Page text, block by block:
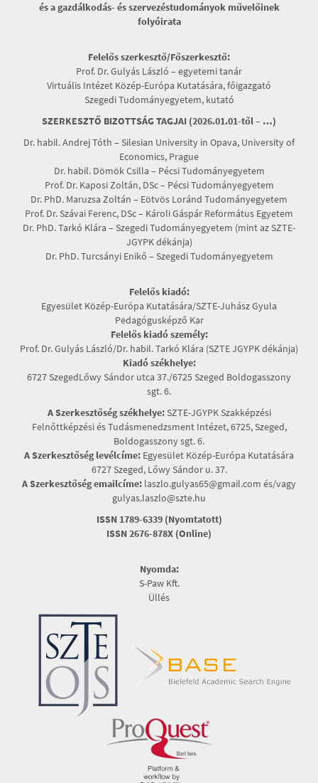
és a gazdálkodás- és szervezéstudományok művelőinek
folyóirata
Felelős szerkesztő/Főszerkesztő:
Prof. Dr. Gulyás László – egyetemi tanár
Virtuális Intézet Közép-Európa Kutatására, főigazgató
Szegedi Tudományegyetem, kutató
SZERKESZTŐ BIZOTTSÁG TAGJAI (2026.01.01-től – …)
Dr. habil. Andrej Tóth – Silesian University in Opava, University of
Economics, Prague
Dr. habil. Dömök Csilla – Pécsi Tudományegyetem
Prof. Dr. Kaposi Zoltán, DSc – Pécsi Tudományegyetem
Dr. PhD. Maruzsa Zoltán – Eötvös Loránd Tudományegyetem
Prof. Dr. Szávai Ferenc, DSc – Károli Gáspár Református Egyetem
Dr. PhD. Tarkó Klára – Szegedi Tudományegyetem (mint az SZTE-
JGYPK dékánja)
Dr. PhD. Turcsányi Enikő – Szegedi Tudományegyetem
Felelős kiadó:
Egyesület Közép-Európa Kutatására/SZTE-Juhász Gyula
Pedagógusképző Kar
Felelős kiadó személy:
Prof. Dr. Gulyás László/Dr. habil. Tarkó Klára (SZTE JGYPK dékánja)
Kiadó székhelye:
6727 SzegedLőwy Sándor utca 37./6725 Szeged Boldogasszony
sgt. 6.
A Szerkesztőség székhelye:SZTE-JGYPK Szakképzési
Felnőttképzési és Tudásmenedzsment Intézet, 6725, Szeged,
Boldogasszony sgt. 6.
A Szerkesztőség levélcíme: Egyesület Közép-Európa Kutatására
6727 Szeged, Lőwy Sándor u. 37.
A Szerkesztőség emailcíme: laszlo.gulyas65@gmail.com és/vagy
gulyas.laszlo@szte.hu
ISSN 1789-6339 (Nyomtatott)
ISSN 2676-878X (Online)
Nyomda:
S-Paw Kft.
Üllés